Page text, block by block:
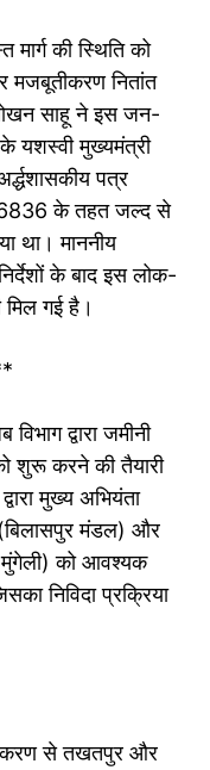
की स्थिति को
नितांत
साहू ने इस जन-
यशस्वी मुख्यमंत्री
पत्र
6836 के तहत जल्द से
था। माननीय
के बाद इस लोक-
मिल गई है।
द्वारा जमीनी
शुरू करने की तैयारी
मुख्य अभियंता
(बिलासपुर मंडल) और
मुंगेली) को आवश्यक
निविदा प्रक्रिया
से तखतपुर और